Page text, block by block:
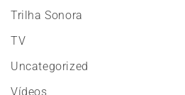
Trilha Sonora
TV
Uncategorized
Vídeos